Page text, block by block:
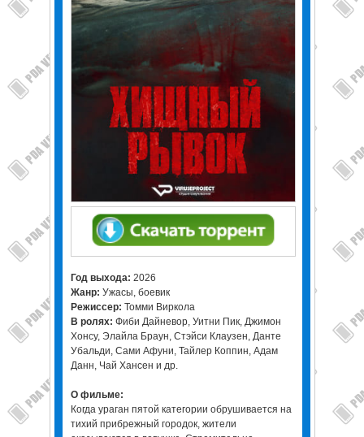
Год выхода: 2026
Жанр: Ужасы, боевик
Режиссер: Томми Виркола
В ролях: Фиби Дайневор, Уитни Пик, Джимон
Хонсу, Элайла Браун, Стэйси Клаузен, Данте
Убальди, Сами Афуни, Тайлер Коппин, Адам
Данн, Чай Хансен и др.
О фильме:
Когда ураган пятой категории обрушивается на
тихий прибрежный городок, жители